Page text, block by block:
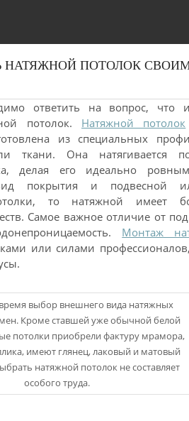
НАТЯЖНОЙ ПОТОЛОК
ответить на вопрос, что
потолок. Натяжной потолок
из специальных
ткани. Она натягивается
делая его идеально
покрытия и подвесной
то натяжной имеет
Самое важное отличие от
Монтаж
или силами
выбор внешнего вида натяжных
Кроме ставшей уже обычной белой
потолки приобрели фактуру мрамора,
имеют глянец, лаковый и матовый
натяжной потолок не составляет
особого труда.